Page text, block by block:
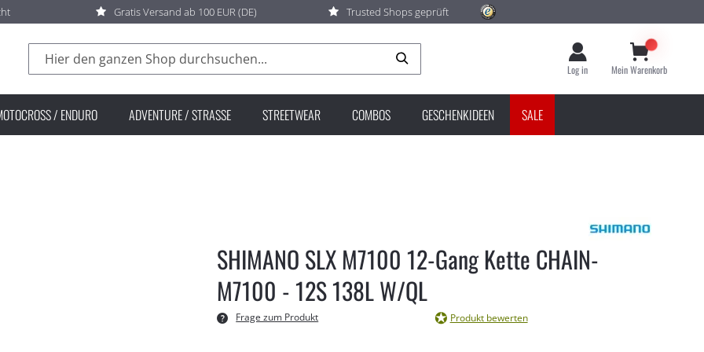
Gratis Versand ab 100 EUR (DE) Trusted Shops geprüft
Suche Log in Mein Warenkorb
/ ENDURO ADVENTURE / STRASSE STREETWEAR COMBOS GESCHENKIDEEN SALE
SHIMANO SLX M7100 12-Gang Kette CHAIN-
M7100 - 12S 138L W/QL
Frage zum Produkt Produkt bewerten